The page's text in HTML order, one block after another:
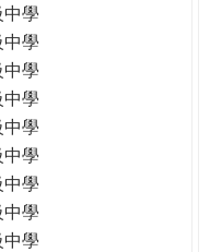
中學
中學
中學
中學
中學
中學
中學
中學
中學